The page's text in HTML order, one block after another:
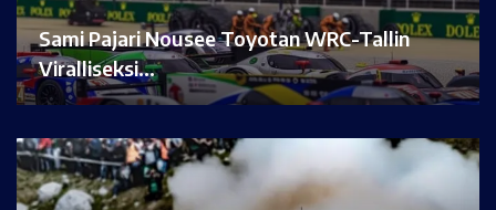
Sami Pajari Nousee Toyotan WRC-Tallin
Viralliseksi…